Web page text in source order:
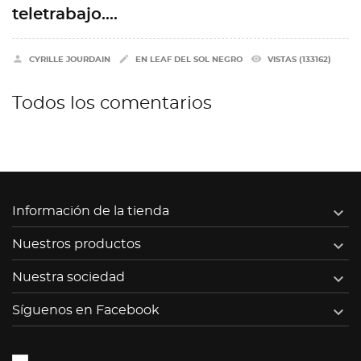
teletrabajo....
 CYRILLE JOURDAIN  EN LEAF DEL SOL NEGRO remove_red_eye VISTAS (133162)
Todos los comentarios
Información de la tienda 
Nuestros productos 
Nuestra sociedad 
Síguenos en Facebook 